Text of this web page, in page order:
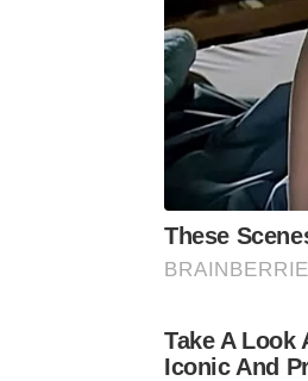
These
Take A Look
Iconic And